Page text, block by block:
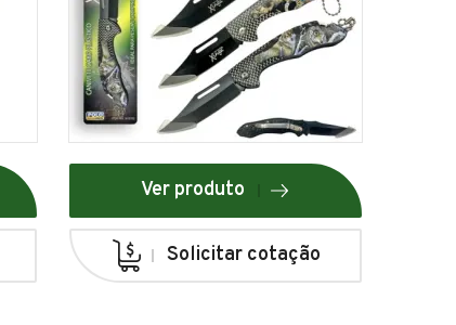
Ver produto
Solicitar cotação